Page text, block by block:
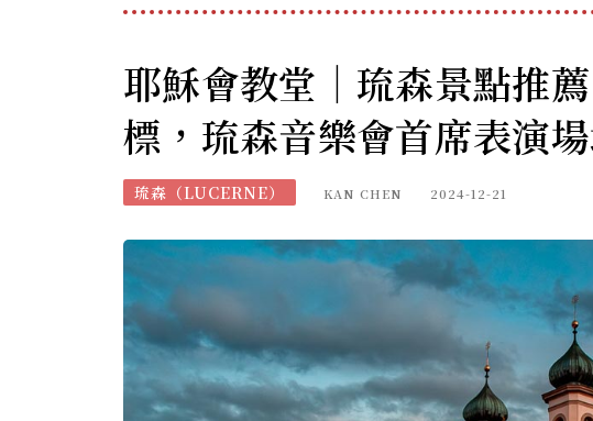
耶穌會教堂｜琉森景點推
標，琉森音樂會首席表演
琉森（LUCERNE） KAN CHEN 2024-12-21